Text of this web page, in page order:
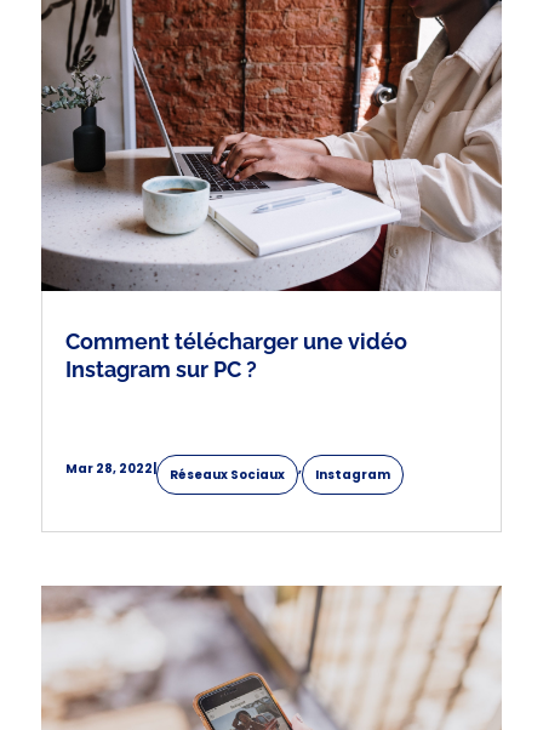
Comment télécharger une vidéo
Instagram sur PC ?
Mar 28, 2022 Réseaux Sociaux , Instagram